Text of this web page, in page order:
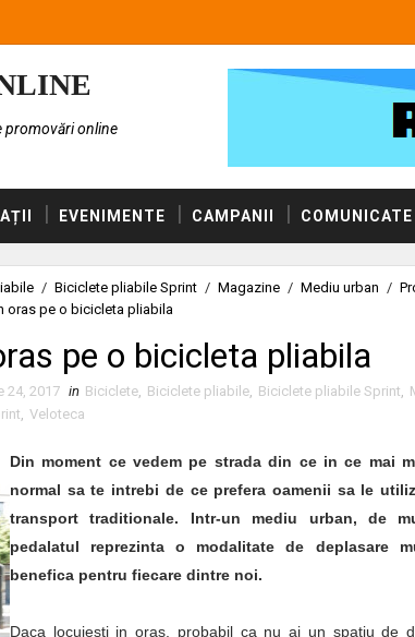
promovări online
EVENIMENTE CAMPANII COMUNICATE
/ Biciclete pliabile Sprint / Magazine / Mediu urban /
oras pe o bicicleta pliabila
pe o bicicleta pliabila
24, 2017 in Biciclete, Biciclete pliabile, Biciclete pliabile Sprint,
, Veloteca
Din moment ce vedem pe strada din ce in ce mai
normal sa te intrebi de ce prefera oamenii sa le
transport traditionale. Intr-un mediu urban, de
pedalatul reprezinta o modalitate de deplasare
benefica pentru fiecare dintre noi.
Daca locuiesti in oras, probabil ca nu ai un spatiu de